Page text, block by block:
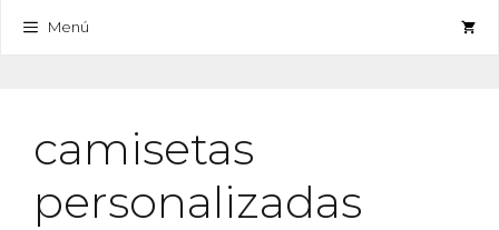
Menú
camisetas
personalizadas